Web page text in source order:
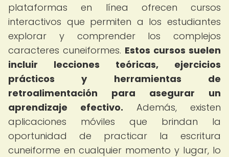
plataformas en línea ofrecen cursos
interactivos que permiten a los estudiantes
explorar y comprender los complejos
caracteres cuneiformes. Estos cursos suelen
incluir lecciones teóricas, ejercicios
prácticos y herramientas de
retroalimentación para asegurar un
aprendizaje efectivo. Además, existen
aplicaciones móviles que brindan la
oportunidad de practicar la escritura
cuneiforme en cualquier momento y lugar, lo